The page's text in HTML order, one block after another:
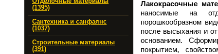
(1395)
Сантехника и санфаянс
(1037)
Строительные материалы
(391)
Лакокрасочные
наносимые на
порошкообразном
после высыхания и
основанием.
покрытием,